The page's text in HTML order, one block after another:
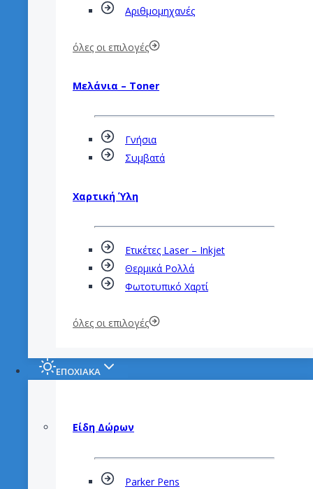
Αριθμομηχανές
όλες οι επιλογές
Μελάνια – Toner
Γνήσια
Συμβατά
Χαρτική Ύλη
Ετικέτες Laser – Inkjet
Θερμικά Ρολλά
Φωτοτυπικό Χαρτί
όλες οι επιλογές
ΕΠΟΧΙΑΚΑ
Είδη Δώρων
Parker Pens